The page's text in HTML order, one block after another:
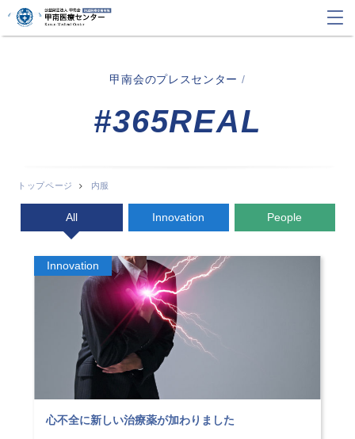
甲南会のプレスセンター /
#365REAL
トップページ 内服
All Innovation People
心不全に新しい治療薬が加わりました